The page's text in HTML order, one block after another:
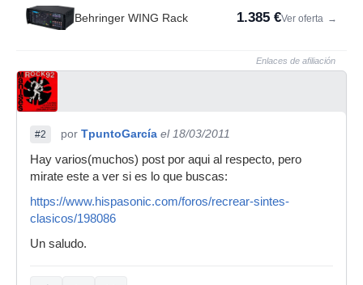
Behringer WING Rack 1.385 €Ver oferta →
Enlaces de afiliación
#2 por TpuntoGarcía el 18/03/2011
Hay varios(muchos) post por aqui al respecto, pero
mirate este a ver si es lo que buscas:
https://www.hispasonic.com/foros/recrear-sintes-
clasicos/198086
Un saludo.